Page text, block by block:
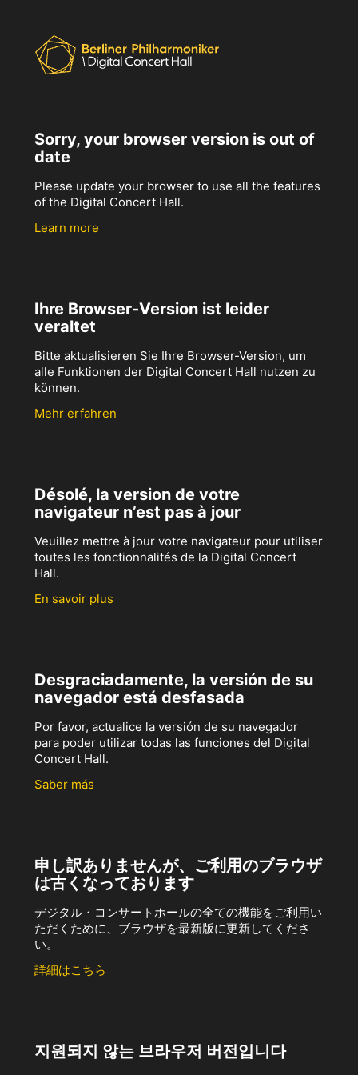
Sorry, your browser version is out of
date
Please update your browser to use all the features
of the Digital Concert Hall.
Learn more
Ihre Browser-Version ist leider
veraltet
Bitte aktualisieren Sie Ihre Browser-Version, um
alle Funktionen der Digital Concert Hall nutzen zu
können.
Mehr erfahren
Désolé, la version de votre
navigateur n’est pas à jour
Veuillez mettre à jour votre navigateur pour utiliser
toutes les fonctionnalités de la Digital Concert
Hall.
En savoir plus
Desgraciadamente, la versión de su
navegador está desfasada
Por favor, actualice la versión de su navegador
para poder utilizar todas las funciones del Digital
Concert Hall.
Saber más
申し訳ありませんが、ご利用のブラウザ
は古くなっております
デジタル・コンサートホールの全ての機能をご利用い
ただくために、ブラウザを最新版に更新してくださ
い。
詳細はこちら
지원되지 않는 브라우저 버전입니다